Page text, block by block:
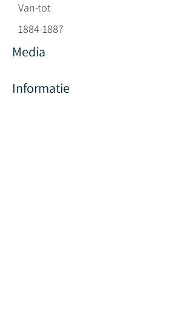
Van-tot
1884-1887
Media
Informatie